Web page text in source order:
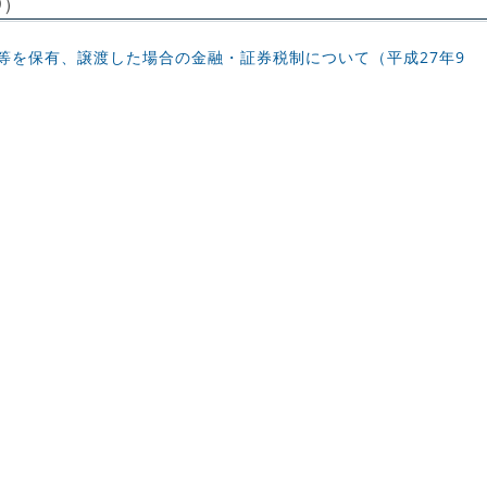
を保有、譲渡した場合の金融・証券税制について（平成27年9